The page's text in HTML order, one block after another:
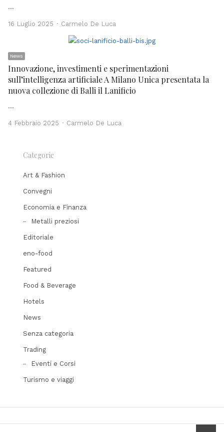
…
16 Luglio 2025 Author
Carmelo De Luca
News
Innovazione, investimenti e sperimentazioni
sull’intelligenza artificiale A Milano Unica presentata la
nuova collezione di Balli il Lanificio
…
4 Febbraio 2025 Author
Carmelo De Luca
Categorie
Art & Fashion
Convegni
Economia e Finanza
Metalli preziosi
Editoriale
eno-food
Featured
Food & Beverage
Hotels
News
Senza categoria
Trading
Eventi e Corsi
Turismo e viaggi